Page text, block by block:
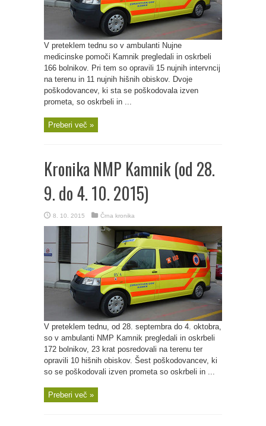
V preteklem tednu so v ambulanti Nujne
medicinske pomoči Kamnik pregledali in oskrbeli
166 bolnikov. Pri tem so opravili 15 nujnih intervncij
na terenu in 11 nujnih hišnih obiskov. Dvoje
poškodovancev, ki sta se poškodovala izven
prometa, so oskrbeli in ...
Preberi več »
Kronika NMP Kamnik (od 28.
9. do 4. 10. 2015)
8. 10. 2015 Črna kronika
V preteklem tednu, od 28. septembra do 4. oktobra,
so v ambulanti NMP Kamnik pregledali in oskrbeli
172 bolnikov, 23 krat posredovali na terenu ter
opravili 10 hišnih obiskov. Šest poškodovancev, ki
so se poškodovali izven prometa so oskrbeli in ...
Preberi več »